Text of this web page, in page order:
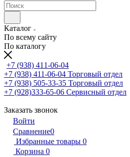
Каталог
По всему сайту
По каталогу
+7 (938) 411-06-04
+7 (938) 411-06-04 Торговый отдел
+7 (938) 505-33-35 Торговый отдел
+7 (928)333-65-06 Сервисный отдел
Заказать звонок
Войти
Сравнение0
Избранные товары 0
Корзина 0